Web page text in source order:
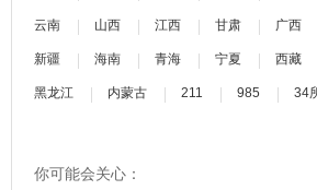
云南 山西 江西 甘肃 广西
新疆 海南 青海 宁夏 西藏
黑龙江 内蒙古 211 985 34
你可能会关心：